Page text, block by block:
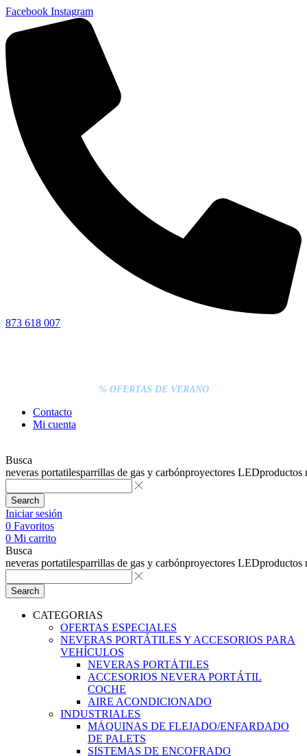
Facebook Instagram
873 618 007
% OFERTAS DE VERANO
Contacto
Mi cuenta
Busca
neveras portatilesparrillas de gas y carbónproyectores LEDproductos
Search
Iniciar sesión
0 Favoritos
0 Mi carrito
Busca
neveras portatilesparrillas de gas y carbónproyectores LEDproductos
Search
CATEGORIAS
OFERTAS ESPECIALES
NEVERAS PORTÁTILES Y ACCESORIOS PARA
VEHÍCULOS
NEVERAS PORTÁTILES
ACCESORIOS NEVERA PORTÁTIL
COCHE
AIRE ACONDICIONADO
INDUSTRIALES
MÁQUINAS DE FLEJADO/ENFARDADO
DE PALETS
SISTEMAS DE ENCOFRADO